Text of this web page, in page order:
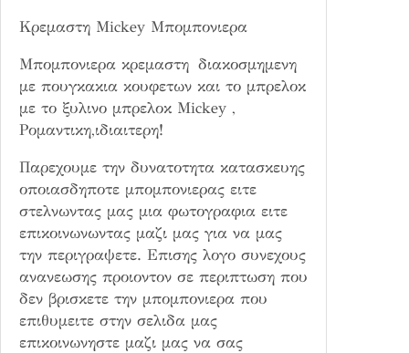
Κρεμαστη Mickey Μπομπονιερα
Μπομπονιερα κρεμαστη διακοσμημενη
με πουγκακια κουφετων και το μπρελοκ
με το ξυλινο μπρελοκ Mickey ,
Ρομαντικη,ιδιαιτερη!
Παρεχουμε την δυνατοτητα κατασκευης
οποιασδηποτε μπομπονιερας ειτε
στελνωντας μας μια φωτογραφια ειτε
επικοινωνωντας μαζι μας για να μας
την περιγραψετε. Επισης λογο συνεχους
ανανεωσης προιοντον σε περιπτωση που
δεν βρισκετε την μπομπονιερα που
επιθυμειτε στην σελιδα μας
επικοινωνηστε μαζι μας να σας